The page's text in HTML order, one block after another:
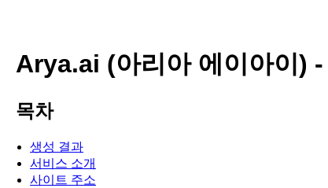
Arya.ai (아리아 에이아이)
목차
생성 결과
서비스 소개
사이트 주소